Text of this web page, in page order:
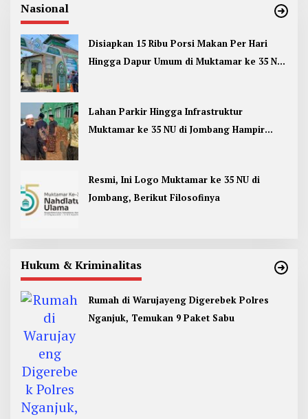
Nasional
Disiapkan 15 Ribu Porsi Makan Per Hari
Hingga Dapur Umum di Muktamar ke 35 NU
Lahan Parkir Hingga Infrastruktur
Muktamar ke 35 NU di Jombang Hampir
Resmi, Ini Logo Muktamar ke 35 NU di
Jombang, Berikut Filosofinya
Hukum & Kriminalitas
Rumah di Warujayeng Digerebek Polres
Nganjuk, Temukan 9 Paket Sabu